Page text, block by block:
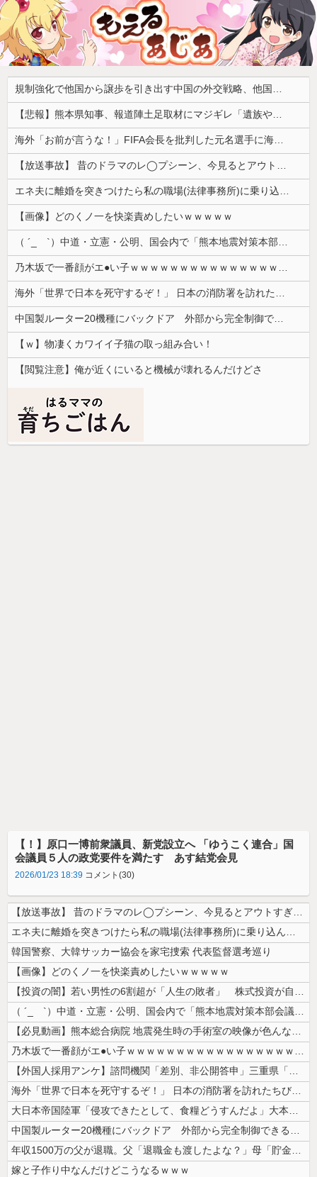
規制強化で他国から譲歩を引き出す中国の外交戦略、他国がサプライチェーン変更で対抗した結果……
【悲報】熊本県知事、報道陣土足取材にマジギレ「遺族や被災者から強い不満でてる！」 → 記者「例えば？」 → 知事、怒り通り越して呆れてしまう ………
海外「お前が言うな！」FIFA会長を批判した元名選手に海外から猛反発！（海外の反応）
【放送事故】 昔のドラマのレ◯プシーン、今見るとアウトすぎる・・・
エネ夫に離婚を突きつけたら私の職場(法律事務所)に乗り込んできた 堂々と「離婚の法律相談です。母の薦めでこちらに参りました」と言っているが、...
【画像】どのくノ一を快楽責めしたいｗｗｗｗｗ
（ ´_ゝ`）中道・立憲・公明、国会内で「熊本地震対策本部会議」各省庁からヒアリング・現地から意見聴取「パーティション、人手、宿泊施設の不足や、...
乃木坂で一番顔がエ●い子ｗｗｗｗｗｗｗｗｗｗｗｗｗｗｗｗｗｗｗ
海外「世界で日本を死守するぞ！」 日本の消防署を訪れたちびっ子集団が世界をメロメロに
中国製ルーター20機種にバックドア 外部から完全制御できる機能が仕込まれていた
【ｗ】物凄くカワイイ子猫の取っ組み合い！
【閲覧注意】俺が近くにいると機械が壊れるんだけどさ
【！】原口一博前衆議員、新党設立へ 「ゆうこく連合」国
会議員５人の政党要件を満たす あす結党会見
2026/01/23 18:39 コメント(30)
【放送事故】 昔のドラマのレ◯プシーン、今見るとアウトすぎる・・・
エネ夫に離婚を突きつけたら私の職場(法律事務所)に乗り込んできた 堂々...
韓国警察、大韓サッカー協会を家宅捜索 代表監督選考巡り
【画像】どのくノ一を快楽責めしたいｗｗｗｗｗ
【投資の闇】若い男性の6割超が「人生の敗者」 株式投資が自信喪失の原因...
（ ´_ゝ`）中道・立憲・公明、国会内で「熊本地震対策本部会議」各省庁...
【必見動画】熊本総合病院 地震発生時の手術室の映像が色んな意味で衝撃的...
乃木坂で一番顔がエ●い子ｗｗｗｗｗｗｗｗｗｗｗｗｗｗｗｗｗｗｗ
【外国人採用アンケ】諮問機関「差別、非公開答申」三重県「差別に当たらず...
海外「世界で日本を死守するぞ！」 日本の消防署を訪れたちびっ子集団が世...
大日本帝国陸軍「侵攻できたとして、食糧どうすんだよ」大本営「現地調達」...
中国製ルーター20機種にバックドア 外部から完全制御できる機能が仕込ま...
年収1500万の父が退職。父「退職金も渡したよな？」母「貯金なんてない...
嫁と子作り中なんだけどこうなるｗｗｗ